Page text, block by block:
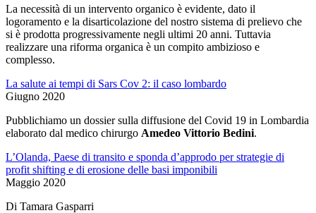
La necessità di un intervento organico è evidente, dato il
logoramento e la disarticolazione del nostro sistema di prelievo che
si è prodotta progressivamente negli ultimi 20 anni. Tuttavia
realizzare una riforma organica è un compito ambizioso e
complesso.
La salute ai tempi di Sars Cov 2: il caso lombardo
Giugno 2020
Pubblichiamo un dossier sulla diffusione del Covid 19 in Lombardia
elaborato dal medico chirurgo Amedeo Vittorio Bedini.
L’Olanda, Paese di transito e sponda d’approdo per strategie di
profit shifting e di erosione delle basi imponibili
Maggio 2020
Di Tamara Gasparri